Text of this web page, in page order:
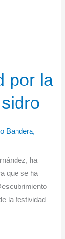
por la
Bandera,
ha
que se ha
la festividad